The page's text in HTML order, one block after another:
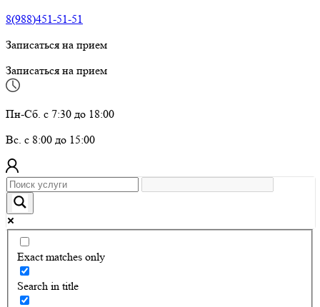
8(988)451-51-51
Записаться на прием
Записаться на прием
Пн-Сб. с 7:30 до 18:00
Вс. с 8:00 до 15:00
Exact matches only
Search in title